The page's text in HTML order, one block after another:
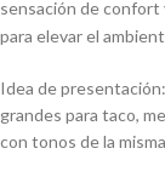
sensación de confort
para elevar el
Idea de
grandes para taco,
con tonos de la